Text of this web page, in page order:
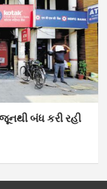
બંધ કરી રહી